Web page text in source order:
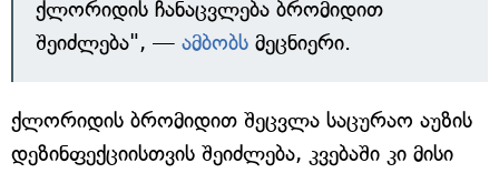
ქლორიდის ჩანაცვლება ბრომიდით
შეიძლება", — ამბობს მეცნიერი.
ქლორიდის ბრომიდით შეცვლა საცურაო აუზის
დეზინფექციისთვის შეიძლება, კვებაში კი მისი